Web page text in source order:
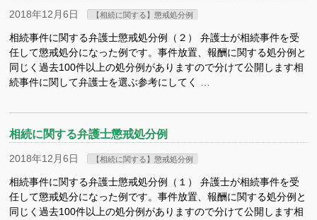
2018年12月6日 【相続に関する】懲戒処分例
相続事件に関する弁護士懲戒処分例（２） 弁護士が相続事件を受
任して懲戒処分になった例です。事件放置、報酬に関する処分例と
同じく過去100件以上の処分例がありますので分けて公開します相
続事件に関して弁護士を選ぶ参考にしてく …
相続に関する弁護士懲戒処分例
2018年12月6日 【相続に関する】懲戒処分例
相続事件に関する弁護士懲戒処分例（１） 弁護士が相続事件を受
任して懲戒処分になった例です。事件放置、報酬に関する処分例と
同じく過去100件以上の処分例がありますので分けて公開します相